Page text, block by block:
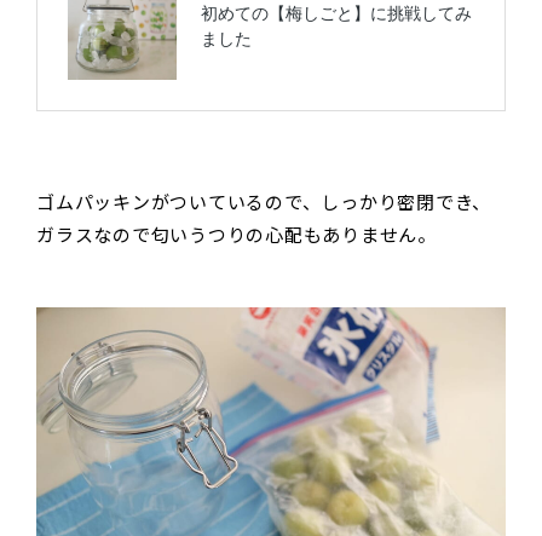
ゴムパッキンがついているので、しっかり密閉でき、
ガラスなので匂いうつりの心配もありません。